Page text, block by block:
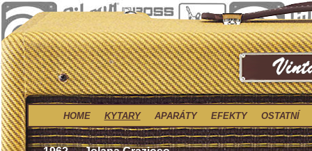
HOME KYTARY APARÁTY EFEKTY OSTATNÍ